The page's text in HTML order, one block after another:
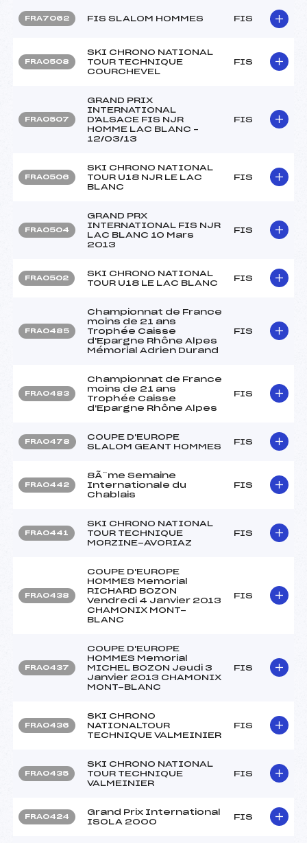
FRA7062 FIS SLALOM HOMMES FIS
FRA0508
SKI CHRONO NATIONAL
TOUR TECHNIQUE
COURCHEVEL
FIS
FRA0507
GRAND PRIX
INTERNATIONAL
D'ALSACE FIS NJR
HOMME LAC BLANC –
12/03/13
FIS
FRA0506
SKI CHRONO NATIONAL
TOUR U18 NJR LE LAC
BLANC
FIS
FRA0504
GRAND PRX
INTERNATIONAL FIS NJR
LAC BLANC 10 Mars
2013
FIS
FRA0502
SKI CHRONO NATIONAL
TOUR U18 LE LAC BLANC
FIS
FRA0485
Championnat de France
moins de 21 ans
Trophée Caisse
d'Epargne Rhône Alpes
Mémorial Adrien Durand
FIS
FRA0483
Championnat de France
moins de 21 ans
Trophée Caisse
d'Epargne Rhône Alpes
FIS
FRA0478
COUPE D'EUROPE
SLALOM GEANT HOMMES
FIS
FRA0442
8Ã¨me Semaine
Internationale du
Chablais
FIS
FRA0441
SKI CHRONO NATIONAL
TOUR TECHNIQUE
MORZINE-AVORIAZ
FIS
FRA0438
COUPE D'EUROPE
HOMMES Memorial
RICHARD BOZON
Vendredi 4 Janvier 2013
CHAMONIX MONT-
BLANC
FIS
FRA0437
COUPE D'EUROPE
HOMMES Memorial
MICHEL BOZON Jeudi 3
Janvier 2013 CHAMONIX
MONT-BLANC
FIS
FRA0436
SKI CHRONO
NATIONALTOUR
TECHNIQUE VALMEINIER
FIS
FRA0435
SKI CHRONO NATIONAL
TOUR TECHNIQUE
VALMEINIER
FIS
FRA0424
Grand Prix International
ISOLA 2000
FIS